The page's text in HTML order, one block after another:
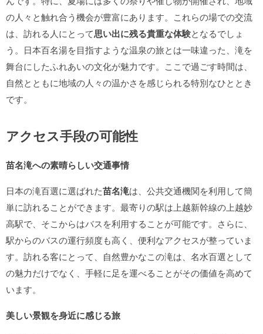
の人々と触れ合う機会が豊富にあります。これらの場での交流
は、訪れる人にとって思い出に残る貴重な体験となるでしょ
う。日本百名湯を目指すような温泉の旅とは一味違った、滝を
舞台にしたふれあいの文化が魅力です。ここで過ごす時間は、
自然とともに地域の人々の温かさを感じられる特別なひととき
です。
アクセス手段の可能性
苗名滝への素晴らしい交通事情
日本の滝百選に選ばれた苗名滝は、公共交通機関を利用して簡
単に訪れることができます。最寄りの駅は上越新幹線の上越妙
高駅で、そこからはバスを利用することが可能です。さらに、
駅からのバスの運行頻度も高く、便利なアクセスが整っていま
す。訪れる客にとって、自然豊かなこの滝は、名水百選として
の魅力だけでなく、手軽に足を運べることがその価値を高めて
います。
美しい景観を身近に感じる旅